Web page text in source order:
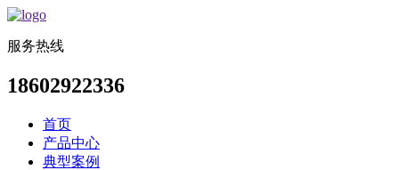
服务热线
18602922336
首页
产品中心
典型案例